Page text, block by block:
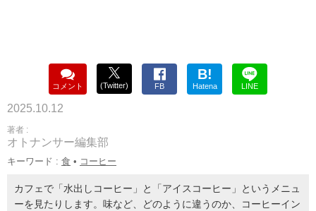
コメント (Twitter) FB
B!
Hatena LINE
2025.10.12
著者 :
オトナンサー編集部
キーワード : 食 • コーヒー
カフェで「水出しコーヒー」と「アイスコーヒー」というメニュ
ーを見たりします。味など、どのように違うのか、コーヒーイン